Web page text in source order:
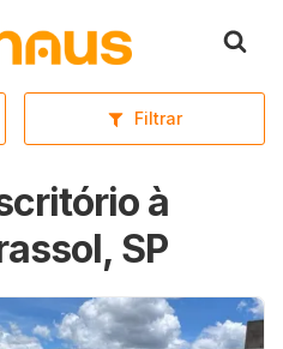
Filtrar
à
SP